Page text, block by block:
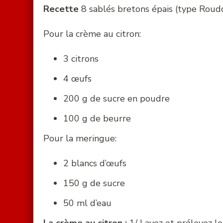
Recette 8 sablés bretons épais (type
Pour la crème au citron:
3 citrons
4 œufs
200 g de sucre en poudre
100 g de beurre
Pour la meringue:
2 blancs d’œufs
150 g de sucre
50 ml d’eau